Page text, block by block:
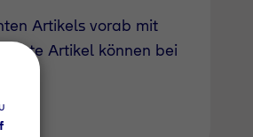
Artikels vorab mit
Artikel können bei